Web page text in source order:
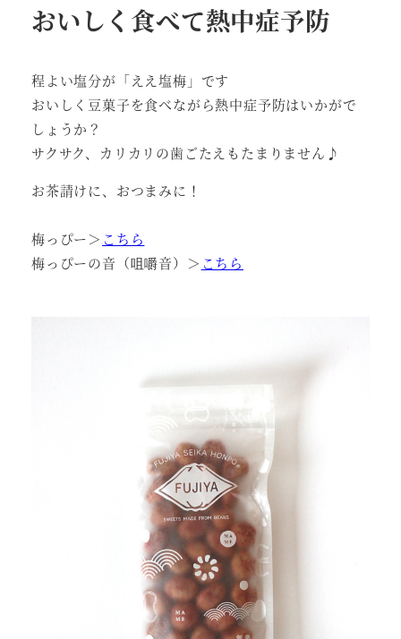
おいしく食べて熱中症予防
程よい塩分が「ええ塩梅」です
おいしく豆菓子を食べながら熱中症予防はいかがで
しょうか？
サクサク、カリカリの歯ごたえもたまりません♪
お茶請けに、おつまみに！
梅っぴー＞ こちら
梅っぴーの音（咀嚼音）＞ こちら